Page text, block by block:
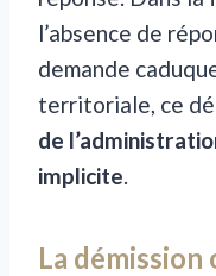
l’absence de
demande
territoriale, ce
de
implicite.
La